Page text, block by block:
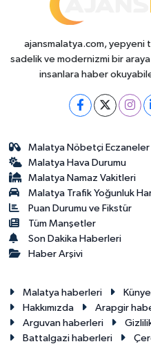
ajansmalatya.com, yepyeni
sadelik ve modernizmi bir
insanlara haber
Malatya Nöbetçi Eczaneler
Malatya Hava Durumu
Malatya Namaz Vakitleri
Malatya Trafik Yoğunluk
Puan Durumu ve Fikstür
Tüm Manşetler
Son Dakika Haberleri
Haber Arşivi
Malatya haberleri Künye
Hakkımızda
Arapgir
Arguvan haberleri
Battalgazi haberleri